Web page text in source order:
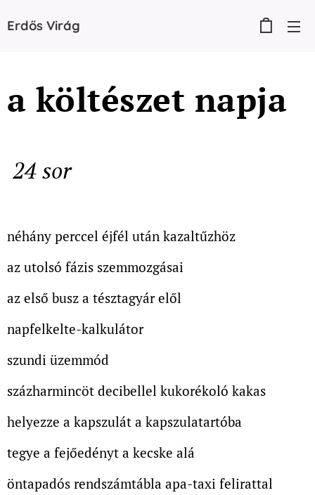
Erdős Virág
a költészet napja
24 sor
néhány perccel éjfél után kazaltűzhöz
az utolsó fázis szemmozgásai
az első busz a tésztagyár elől
napfelkelte-kalkulátor
szundi üzemmód
százharmincöt decibellel kukorékoló kakas
helyezze a kapszulát a kapszulatartóba
tegye a fejőedényt a kecske alá
öntapadós rendszámtábla apa-taxi felirattal